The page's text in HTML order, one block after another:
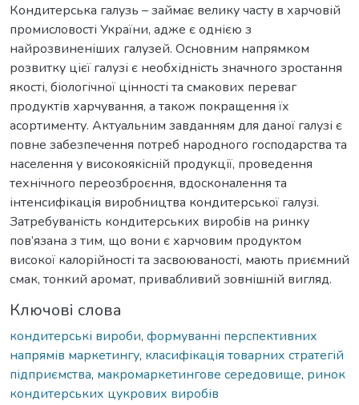
Кондитерська галузь – займає велику часту в харчовій
промисловості України, адже є однією з
найрозвиненіших галузей. Основним напрямком
розвитку цієї галузі є необхідність значного зростання
якості, біологічної цінності та смакових переваг
продуктів харчування, а також покращення їх
асортименту. Актуальним завданням для даної галузі є
повне забезпечення потреб народного господарства та
населення у високоякісній продукції, проведення
технічного переозброєння, вдосконалення та
інтенсифікація виробництва кондитерської галузі.
Затребуваність кондитерських виробів на ринку
пов’язана з тим, що вони є харчовим продуктом
високої калорійності та засвоюваності, мають приємний
смак, тонкий аромат, привабливий зовнішній вигляд.
Ключові слова
кондитерські вироби, формуванні перспективних
напрямів маркетингу, класифікація товарних стратегій
підприємства, макромаркетингове середовище, ринок
кондитерських цукрових виробів